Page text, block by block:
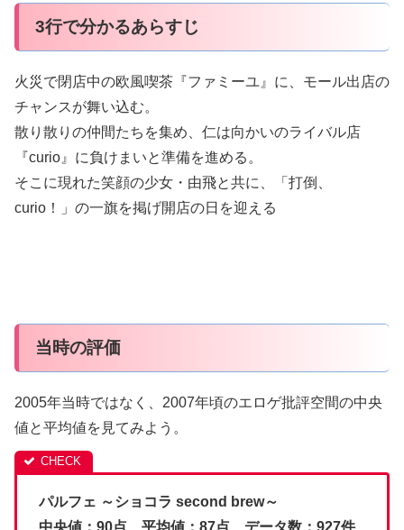
3行で分かるあらすじ
火災で閉店中の欧風喫茶『ファミーユ』に、モール出店の
チャンスが舞い込む。
散り散りの仲間たちを集め、仁は向かいのライバル店
『curio』に負けまいと準備を進める。
そこに現れた笑顔の少女・由飛と共に、「打倒、
curio！」の一旗を掲げ開店の日を迎える
当時の評価
2005年当時ではなく、2007年頃のエロゲ批評空間の中央
値と平均値を見てみよう。
パルフェ ～ショコラ second brew～
中央値：90点 平均値：87点 データ数：927件